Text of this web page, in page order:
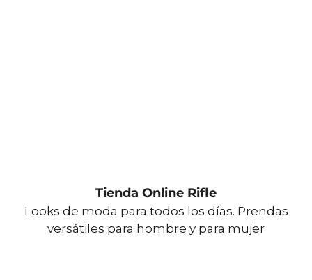
Tienda Online Rifle
Looks de moda para todos los días. Prendas
versátiles para hombre y para mujer